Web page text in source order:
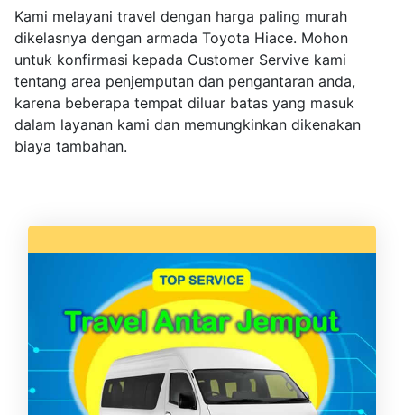
Kami melayani travel dengan harga paling murah
dikelasnya dengan armada Toyota Hiace. Mohon
untuk konfirmasi kepada Customer Servive kami
tentang area penjemputan dan pengantaran anda,
karena beberapa tempat diluar batas yang masuk
dalam layanan kami dan memungkinkan dikenakan
biaya tambahan.